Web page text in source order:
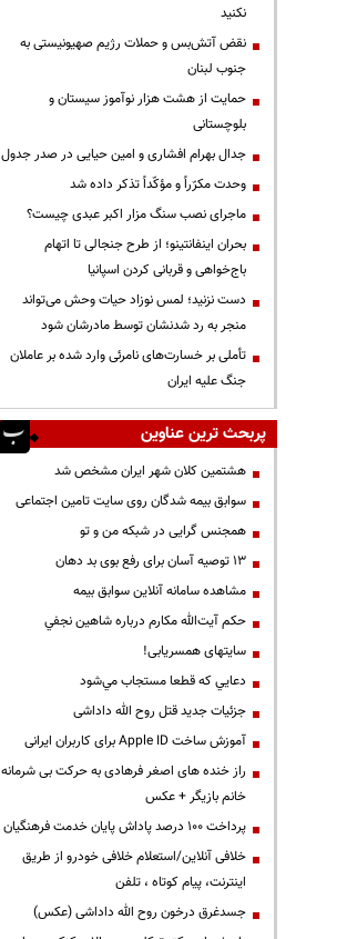
نکنید
نقض آتش‌بس و حملات رژیم صهیونیستی به
جنوب لبنان
حمایت از هشت هزار نوآموز سیستان و
بلوچستانی
جدال بهرام افشاری و امین حیایی در صدر جدول
وحدت مکرّراً و مؤکّداً تذکر داده شد
ماجرای نصب سنگ مزار اکبر عبدی چیست؟
بحران اینفانتینو؛ از طرح جنجالی تا اتهام
باج‌خواهی و قربانی کردن اسپانیا
دست نزنید؛ لمس نوزاد حیات وحش می‌تواند
منجر به رد شدنشان توسط مادرشان شود
تأملی بر خسارت‌های نامرئی وارد شده بر عاملان
جنگ علیه ایران
پربحث ترین عناوین
هشتمین کلان شهر ایران مشخص شد
سوابق بیمه شدگان روی سایت تامین اجتماعی
همجنس گرایی در شبکه من و تو
13 توصیه آسان برای رفع بوی بد دهان
مشاهده سامانه آنلاين سوابق بیمه
حكم آيت‌الله مكارم درباره شاهين نجفي
سایتهای همسریابی!
دعايي كه قطعا مستجاب مي‌شود
جزئیات جدید قتل روح الله داداشی
آموزش ساخت Apple ID برای کاربران ایرانی
راز خنده های اصغر فرهادی به حرکت بی شرمانه
خانم بازیگر + عکس
پرداخت ۱۰۰ درصد پاداش پایان خدمت فرهنگیان
خلافی آنلاین/استعلام خلافی خودرو از طریق
اینترنت، پیام کوتاه ، تلفن
جسدغرق درخون روح الله داداشی (عکس)